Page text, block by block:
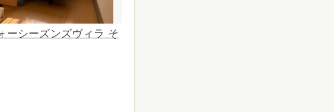
ーシーズンズヴィラ そ